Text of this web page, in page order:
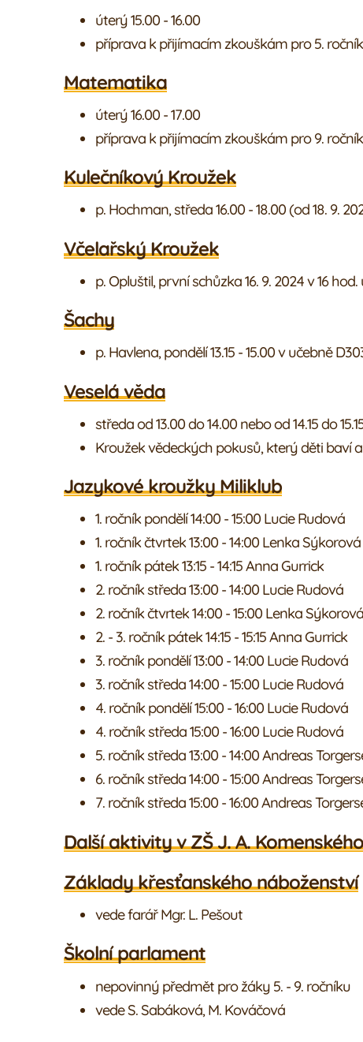
úterý 15.00 - 16.00
příprava k přijímacím zkouškám pro 5. ročník
Matematika
úterý 16.00 - 17.00
příprava k přijímacím zkouškám pro 9. ročník
Kulečníkový Kroužek
p. Hochman, středa 16.00 - 18.00 (od 18. 9.
Včelařský Kroužek
p. Opluštil, první schůzka 16. 9. 2024 v 16
Šachy
p. Havlena, pondělí 13.15 - 15.00 v učebně
Veselá věda
středa od 13.00 do 14.00 nebo od 14.15 do
Kroužek vědeckých pokusů, který děti baví
Jazykové kroužky Miliklub
1. ročník pondělí 14:00 - 15:00 Lucie Rudová
1. ročník čtvrtek 13:00 - 14:00 Lenka Sýkorová
1. ročník pátek 13:15 - 14:15 Anna Gurrick
2. ročník středa 13:00 - 14:00 Lucie Rudová
2. ročník čtvrtek 14:00 - 15:00 Lenka Sýkorová
2. - 3. ročník pátek 14:15 - 15:15 Anna Gurrick
3. ročník pondělí 13:00 - 14:00 Lucie Rudová
3. ročník středa 14:00 - 15:00 Lucie Rudová
4. ročník pondělí 15:00 - 16:00 Lucie Rudová
4. ročník středa 15:00 - 16:00 Lucie Rudová
5. ročník středa 13:00 - 14:00 Andreas
6. ročník středa 14:00 - 15:00 Andreas
7. ročník středa 15:00 - 16:00 Andreas
Další aktivity v ZŠ J. A.
Základy křesťanského náboženství
vede farář Mgr. L. Pešout
Školní parlament
nepovinný předmět pro žáky 5. - 9. ročníku
vede S. Sabáková, M. Kováčová